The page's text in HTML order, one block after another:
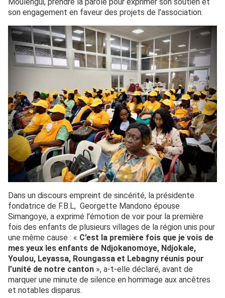
son engagement en faveur des projets de l’association.
Dans un discours empreint de sincérité, la présidente
fondatrice de F.B.L, Georgette Mandono épouse
Simangoye, a exprimé l’émotion de voir pour la première
fois des enfants de plusieurs villages de la région unis pour
une même cause : « C’est la première fois que je vois de
mes yeux les enfants de Ndjokanomoye, Ndjokale,
Youlou, Leyassa, Roungassa et Lebagny réunis pour
l’unité de notre canton », a-t-elle déclaré, avant de
marquer une minute de silence en hommage aux ancêtres
et notables disparus.